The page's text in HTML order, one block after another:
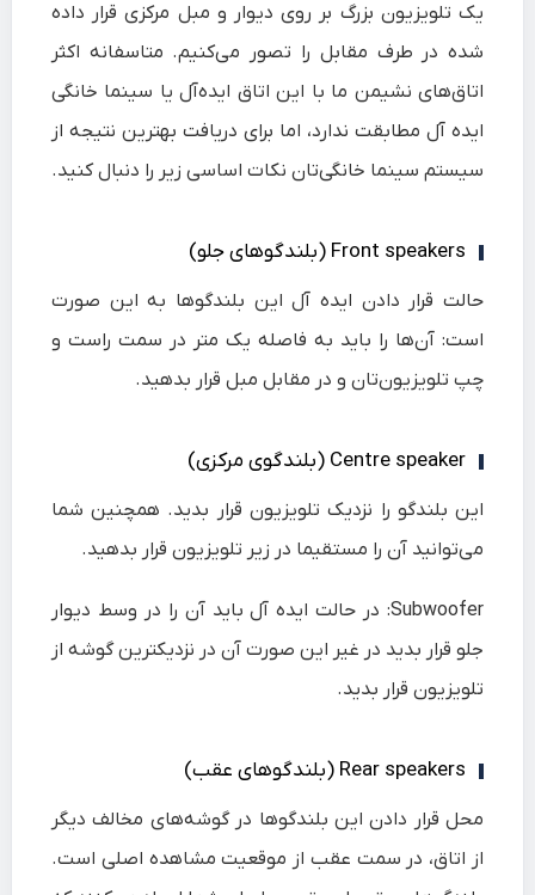
یک تلویزیون بزرگ بر روی دیوار و مبل مرکزی قرار داده
شده در طرف مقابل را تصور می‌کنیم. متاسفانه اکثر
اتاق‌های نشیمن ما با این اتاق ایده‌آل یا سینما خانگی
ایده آل مطابقت ندارد، اما برای دریافت بهترین نتیجه از
سیستم سینما خانگی‌تان نکات اساسی زیر را دنبال کنید.
Front speakers (بلندگوهای جلو)
حالت قرار دادن ایده آل این بلندگوها به این صورت
است: آن‌ها را باید به فاصله یک متر در سمت راست و
چپ تلویزیون‌تان و در مقابل مبل قرار بدهید.
Centre speaker (بلندگوی مرکزی)
این بلندگو را نزدیک تلویزیون قرار بدید. همچنین شما
می‌توانید آن را مستقیما در زیر تلویزیون قرار بدهید.
Subwoofer:در حالت ایده آل باید آن را در وسط دیوار
جلو قرار بدید در غیر این صورت آن در نزدیکترین گوشه از
تلویزیون قرار بدید.
Rear speakers (بلندگوهای عقب)
محل قرار دادن این بلندگوها در گوشه‌های مخالف دیگر
از اتاق، در سمت عقب از موقعیت مشاهده اصلی است.